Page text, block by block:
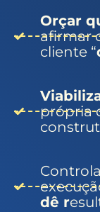
Orçar
afirmar
cliente “
própria
dê r